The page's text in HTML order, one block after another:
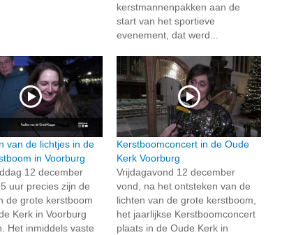
kerstmannenpakken aan de
start van het sportieve
evenement, dat werd...
van de lichtjes in de
in Voorburg
12 december
uur precies zijn de
de grote kerstboom
Kerk in Voorburg
Het inmiddels vaste
Kerstboomconcert in de Oude
Kerk Voorburg
Vrijdagavond 12 december
vond, na het ontsteken van de
lichten van de grote kerstboom,
het jaarlijkse Kerstboomconcert
plaats in de Oude Kerk in